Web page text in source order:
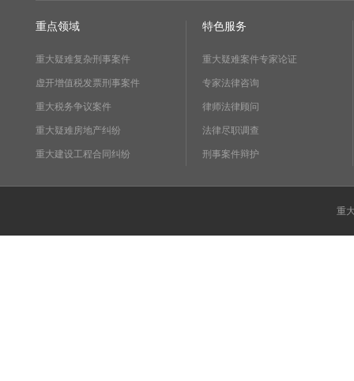
重点领域
重大疑难复杂刑事案件
虚开增值税发票刑事案件
重大税务争议案件
重大疑难房地产纠纷
重大建设工程合同纠纷
特色服务
重大疑难案件专家论证
专家法律咨询
律师法律顾问
法律尽职调查
刑事案件辩护
重